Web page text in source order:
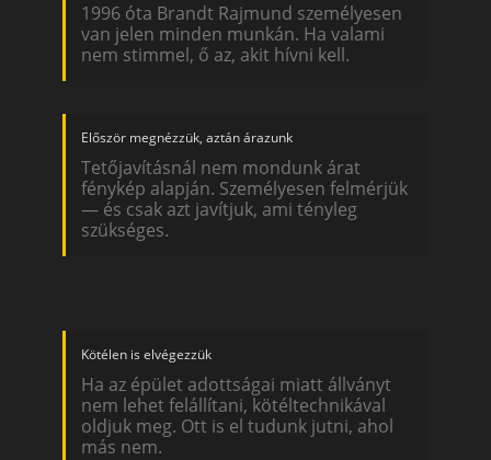
1996 óta Brandt Rajmund személyesen
van jelen minden munkán. Ha valami
nem stimmel, ő az, akit hívni kell.
Először megnézzük, aztán árazunk
Tetőjavításnál nem mondunk árat
fénykép alapján. Személyesen felmérjük
— és csak azt javítjuk, ami tényleg
szükséges.
Kötélen is elvégezzük
Ha az épület adottságai miatt állványt
nem lehet felállítani, kötéltechnikával
oldjuk meg. Ott is el tudunk jutni, ahol
más nem.